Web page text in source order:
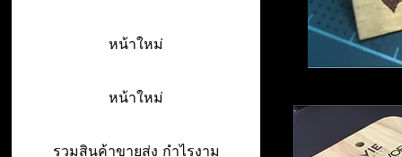
หน้าใหม่
หน้าใหม่
รวมสินค้าขายส่ง กำไรงาม